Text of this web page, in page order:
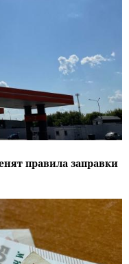
правила заправки